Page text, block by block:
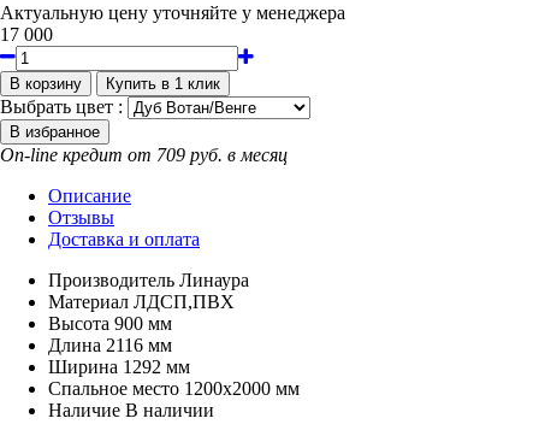
Актуальную цену уточняйте у менеджера
17 000
Выбрать цвет :
On-line кредит от 709 руб. в месяц
Описание
Отзывы
Доставка и оплата
Производитель Линаура
Материал ЛДСП,ПВХ
Высота 900 мм
Длина 2116 мм
Ширина 1292 мм
Спальное место 1200х2000 мм
Наличие В наличии